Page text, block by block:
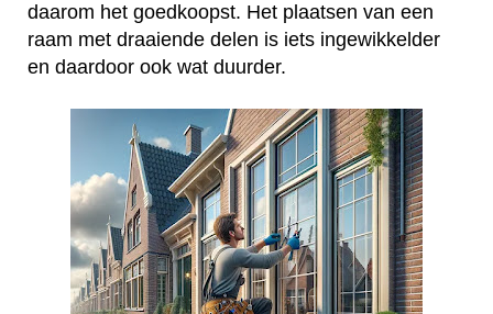
daarom het goedkoopst. Het plaatsen van een
raam met draaiende delen is iets ingewikkelder
en daardoor ook wat duurder.